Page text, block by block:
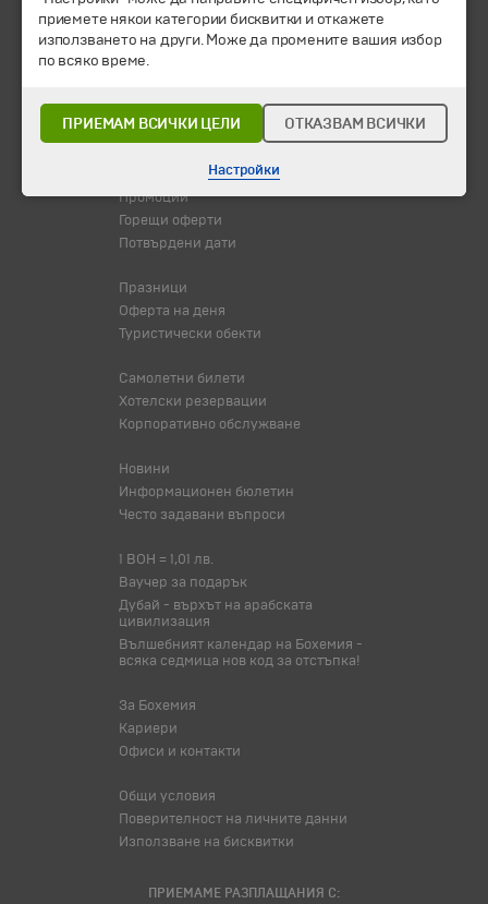
© 1994-2026 Бохемия ООД. Всички права запазени.
Направления
Календар
Промоции
Горещи оферти
Потвърдени дати
Празници
Оферта на деня
Туристически обекти
Самолетни билети
Хотелски резервации
Корпоративно обслужване
Новини
Информационен бюлетин
Често задавани въпроси
1 BOH = 1,01 лв.
Ваучер за подарък
Дубай - върхът на арабската
цивилизация
Вълшебният календар на Бохемия -
всяка седмица нов код за отстъпка!
За Бохемия
Кариери
Офиси и контакти
Общи условия
Поверителност на личните данни
Използване на бисквитки
ПРИЕМАМЕ РАЗПЛАЩАНИЯ С:
приемете някои категории бисквитки и откажете
използването на други. Може да промените вашия избор
по всяко време.
ПРИЕМАМ ВСИЧКИ ЦЕЛИ ОТКАЗВАМ ВСИЧКИ
Настройки